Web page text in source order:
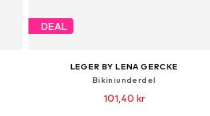
DEAL
LEGER BY LENA GERCKE
Bikiniunderdel
101,40 kr